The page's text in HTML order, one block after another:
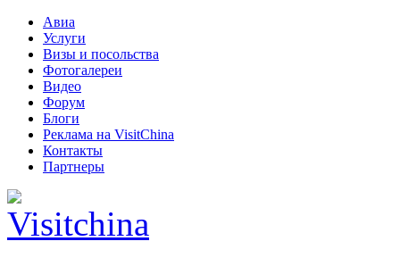
Авиа
Услуги
Визы и посольства
Фотогалереи
Видео
Форум
Блоги
Реклама на VisitChina
Контакты
Партнеры